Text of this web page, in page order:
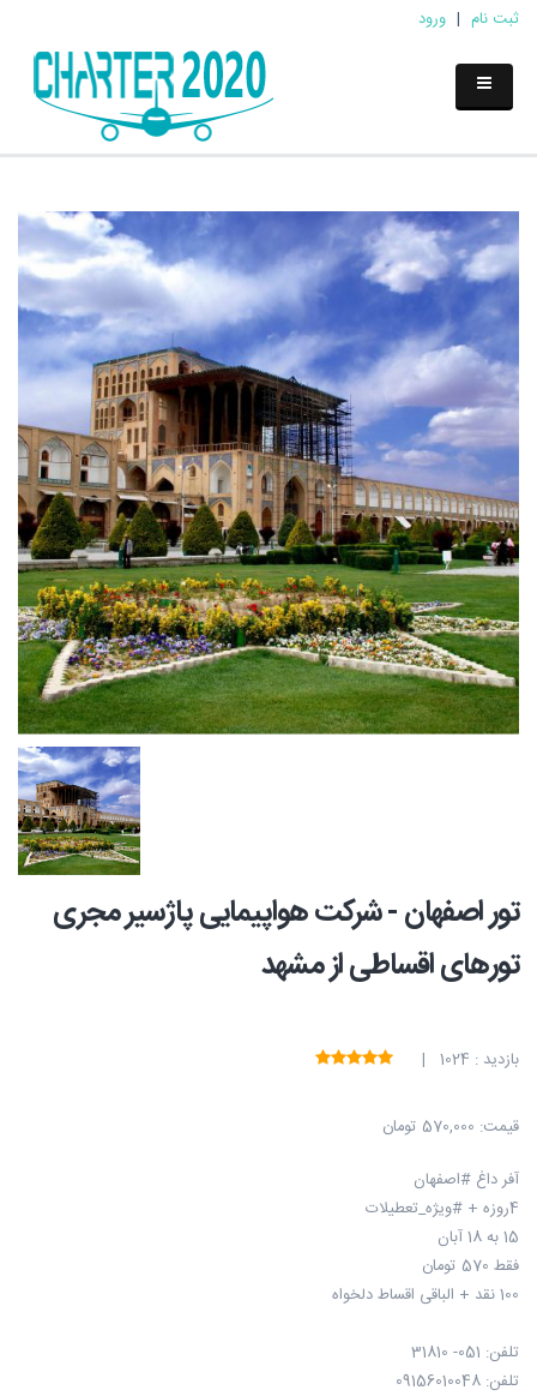
ثبت نام | ورود
تور اصفهان - شرکت هواپیمایی پاژسیر مجری
تورهای اقساطی از مشهد
بازدید : 1024 |
قیمت: 570,000 تومان
آفر داغ #اصفهان
4روزه + #ویژه_تعطیلات
15 به 18 آبان
فقط 570 تومان
100 نقد + الباقی اقساط دلخواه
تلفن: 051- 31810
تلفن: 09156010048